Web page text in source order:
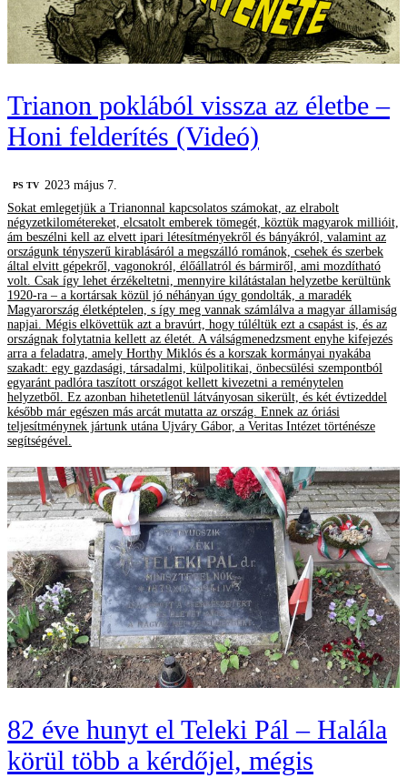
Trianon poklából vissza az életbe –
Honi felderítés (Videó)
PS TV
2023 május 7.
Sokat emlegetjük a Trianonnal kapcsolatos számokat, az elrabolt
négyzetkilométereket, elcsatolt emberek tömegét, köztük magyarok millióit,
ám beszélni kell az elvett ipari létesítményekről és bányákról, valamint az
országunk tényszerű kirablásáról a megszálló románok, csehek és szerbek
által elvitt gépekről, vagonokról, élőállatról és bármiről, ami mozdítható
volt. Csak így lehet érzékeltetni, mennyire kilátástalan helyzetbe kerültünk
1920-ra – a kortársak közül jó néhányan úgy gondolták, a maradék
Magyarország életképtelen, s így meg vannak számlálva a magyar államiság
napjai. Mégis elkövettük azt a bravúrt, hogy túléltük ezt a csapást is, és az
országnak folytatnia kellett az életét. A válságmenedzsment enyhe kifejezés
arra a feladatra, amely Horthy Miklós és a korszak kormányai nyakába
szakadt: egy gazdasági, társadalmi, külpolitikai, önbecsülési szempontból
egyaránt padlóra taszított országot kellett kivezetni a reménytelen
helyzetből. Ez azonban hihetetlenül látványosan sikerült, és két évtizeddel
később már egészen más arcát mutatta az ország. Ennek az óriási
teljesítménynek jártunk utána Ujváry Gábor, a Veritas Intézet történésze
segítségével.
82 éve hunyt el Teleki Pál – Halála
körül több a kérdőjel, mégis